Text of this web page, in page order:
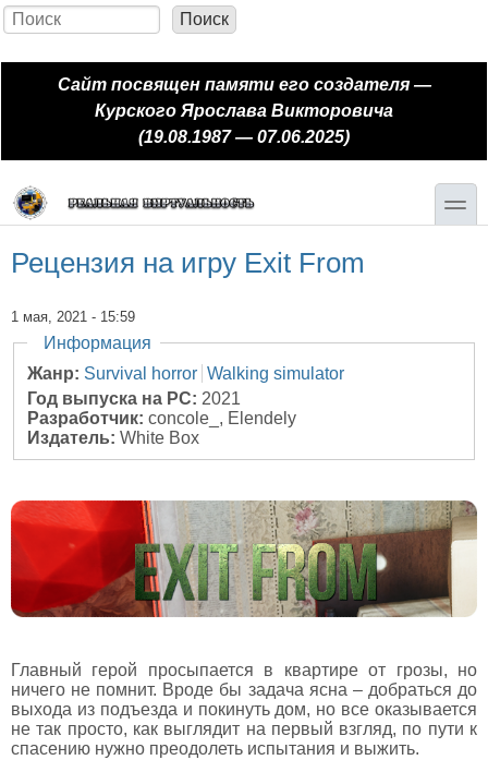
Перейти к основному содержанию
Skip to search
Форма поиска
Поиск
Сайт посвящен памяти его создателя —
Курского Ярослава Викторовича
(19.08.1987 — 07.06.2025)
toggle
Рецензия на игру Exit From
1 мая, 2021 - 15:59
Скрыть
Информация
Жанр: Survival horror Walking simulator
Год выпуска на PC: 2021
Разработчик: concole_, Elendely
Издатель: White Box
Главный герой просыпается в квартире от грозы, но
ничего не помнит. Вроде бы задача ясна – добраться до
выхода из подъезда и покинуть дом, но все оказывается
не так просто, как выглядит на первый взгляд, по пути к
спасению нужно преодолеть испытания и выжить.